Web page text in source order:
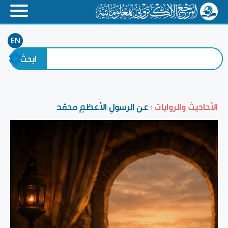
EN
الأحاديث والروايات :عن الرسولِ الأعظمِ محمّد